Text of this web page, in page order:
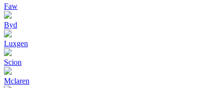
Faw
Byd
Luxgen
Scion
Mclaren